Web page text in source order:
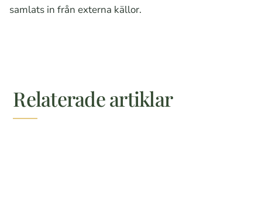
samlats in från externa källor.
Relaterade artiklar